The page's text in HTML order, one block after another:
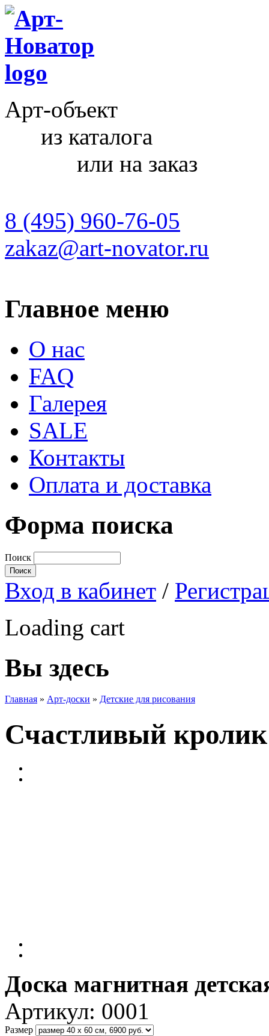
Арт-объект
из каталога
или на заказ
8 (495) 960-76-05
zakaz@art-novator.ru
Главное меню
О нас
FAQ
Галерея
SALE
Контакты
Оплата и доставка
Форма поиска
Поиск
Вход в кабинет /
Loading cart
Вы здесь
Главная » Арт-доски » Детские для рисования
Счастливый кролик
Доска магнитная
Артикул: 0001
Размер